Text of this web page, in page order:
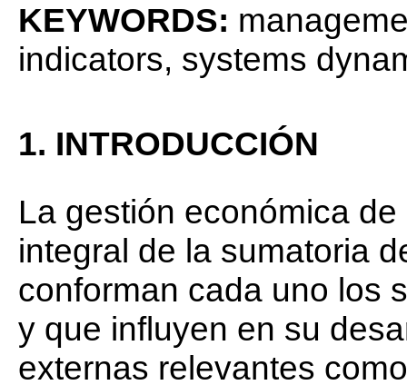
KEYWORDS:
indicators, systems
1. INTRODUCCIÓN
La gestión económica
integral de la sumatoria
conforman cada uno los
y que influyen en su
externas relevantes